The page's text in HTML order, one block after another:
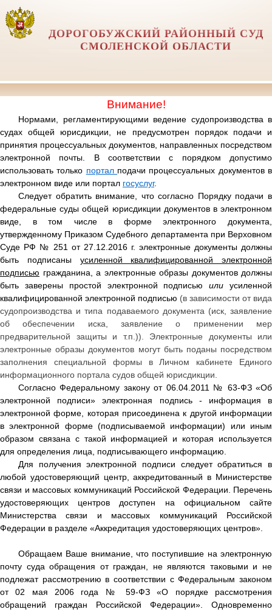
ДОРОГОБУЖСКИЙ РАЙОННЫЙ СУД
СМОЛЕНСКОЙ ОБЛАСТИ
Внимание!
Нормами, регламентирующими ведение судопроизводства в
судах общей юрисдикции, не предусмотрен порядок подачи и
принятия процессуальных документов, направленных посредством
электронной почты. В соответствии с порядком допустимо
использовать только портал подачи процессуальных документов в
электронном виде или портал госуслуг.
Следует обратить внимание, что согласно Порядку подачи в
федеральные суды общей юрисдикции документов в электронном
виде, в том числе в форме электронного документа,
утвержденному Приказом Судебного департамента при Верховном
Суде РФ № 251 от 27.12.2016 г. электронные документы должны
быть подписаны усиленной квалифицированной электронной
подписью гражданина, а электронные образы документов должны
быть заверены простой электронной подписьюили усиленной
квалифицированной электронной подписью (в зависимости от вида
судопроизводства и типа подаваемого документа (иск, заявление
об обеспечении иска, заявление о применении мер
предварительной защиты и т.п.)). Электронные документы или
электронные образы документов могут быть поданы посредством
заполнения специальной формы в Личном кабинете Единого
информационного портала судов общей юрисдикции.
Согласно Федеральному закону от 06.04.2011 № 63-ФЗ «Об
электронной подписи» электронная подпись - информация в
электронной форме, которая присоединена к другой информации
в электронной форме (подписываемой информации) или иным
образом связана с такой информацией и которая используется
для определения лица, подписывающего информацию.
Для получения электронной подписи следует обратиться в
любой удостоверяющий центр, аккредитованный в Министерстве
связи и массовых коммуникаций Российской Федерации. Перечень
удостоверяющих центров доступен на официальном сайте
Министерства связи и массовых коммуникаций Российской
Федерации в разделе «Аккредитация удостоверяющих центров».
Обращаем Ваше внимание, что поступившие на электронную
почту суда обращения от граждан, не являются таковыми и не
подлежат рассмотрению в соответствии с Федеральным законом
от 02 мая 2006 года № 59-ФЗ «О порядке рассмотрения
обращений граждан Российской Федерации». Одновременно